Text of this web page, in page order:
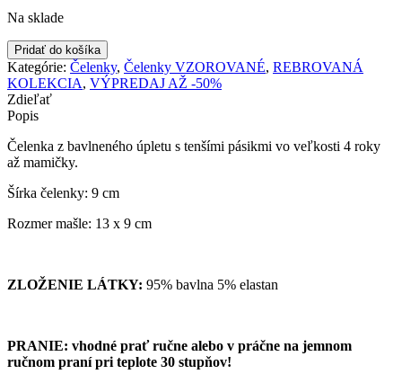
Na sklade
množstvo
Čelenka
s
mašľou
-
FIALKY
|
4
až
|
Pridať do košíka
Kategórie: Čelenky, Čelenky VZOROVANÉ, REBROVANÁ
KOLEKCIA, VÝPREDAJ AŽ -50%
Zdieľať
Popis
Čelenka z bavlneného úpletu s tenšími pásikmi vo veľkosti 4 roky
až mamičky.
Šírka čelenky: 9 cm
Rozmer mašle: 13 x 9 cm
ZLOŽENIE LÁTKY: 95% bavlna 5% elastan
PRANIE: vhodné prať ručne alebo v práčne na jemnom
ručnom praní pri teplote 30 stupňov!